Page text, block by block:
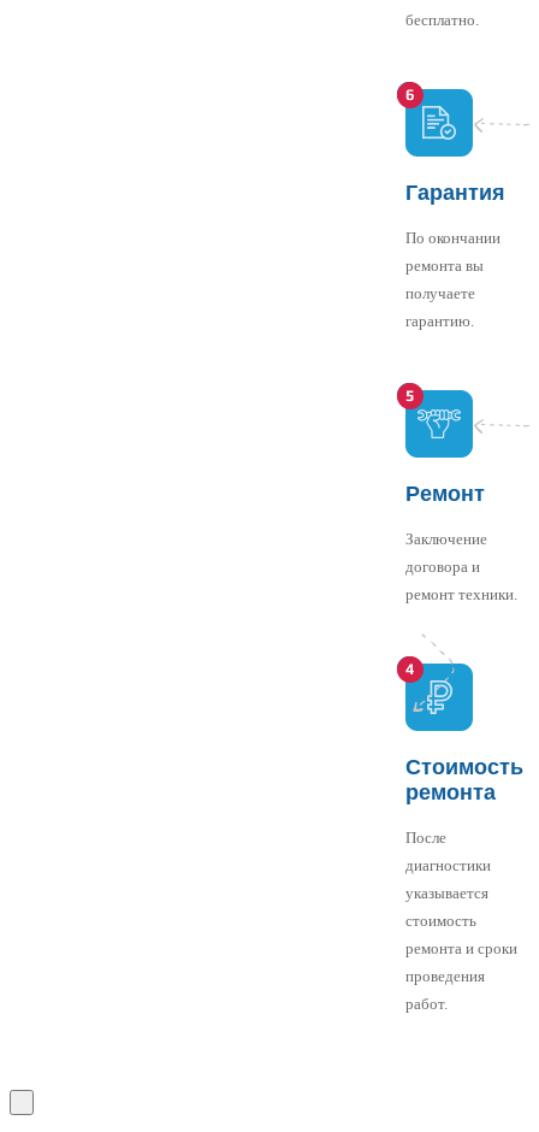
бесплатно.
Стоимость
ремонта
После
диагностики
указывается
стоимость
ремонта и сроки
проведения
работ.
Ремонт
Заключение
договора и
ремонт техники.
Гарантия
По окончании
ремонта вы
получаете
гарантию.